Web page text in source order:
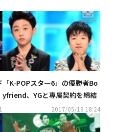
「K-POPスター6」の優勝者Bo
yfriend、YGと専属契約を締結
2017/05/19 18:24